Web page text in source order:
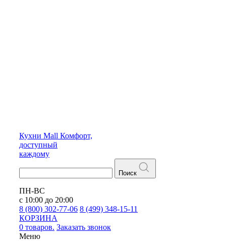
Кухни Mall Комфорт,
доступный
каждому
Поиск
ПН-ВС
с 10:00 до 20:00
8 (800) 302-77-06 8 (499) 348-15-11
КОРЗИНА
0 товаров. Заказать звонок
Меню